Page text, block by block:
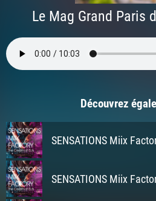
Le Mag Grand Paris
Découvrez